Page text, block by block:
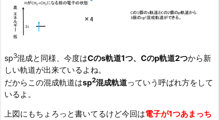
sp3混成と同様、今度はCのs軌道1つ、Cのp軌道2つから新
しい軌道が出来ているよね。
だからこの混成軌道はsp2混成軌道っていう呼ばれ方をして
いるよ。
上図にもちょろっと書いてるけど今回は電子が1つあまっち